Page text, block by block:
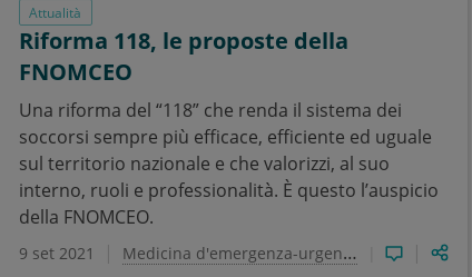
Attualità
Riforma 118, le proposte della
FNOMCEO
Una riforma del “118” che renda il sistema dei
soccorsi sempre più efficace, efficiente ed uguale
sul territorio nazionale e che valorizzi, al suo
interno, ruoli e professionalità. È questo l’auspicio
della FNOMCEO.
9 set 2021 Medicina d'emergenza-urgenza